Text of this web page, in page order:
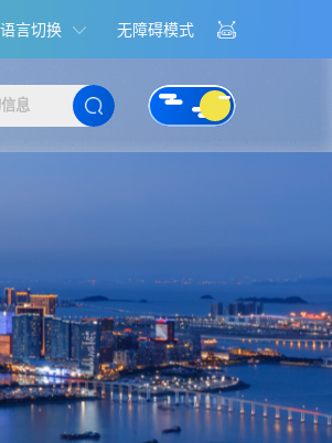
语言切换 无障碍模式